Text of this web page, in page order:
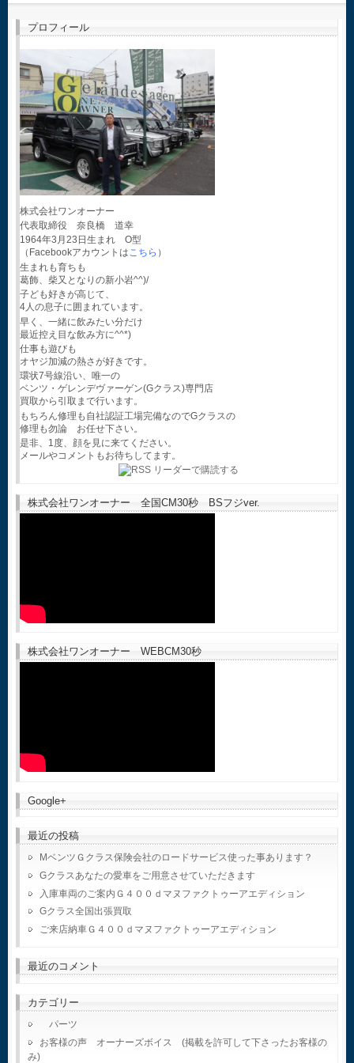
プロフィール
株式会社ワンオーナー
代表取締役 奈良橋 道幸
1964年3月23日生まれ O型
（Facebookアカウントはこちら ）
生まれも育ちも
葛飾、柴又となりの新小岩^^)/
子ども好きが高じて、
4人の息子に囲まれています。
早く、一緒に飲みたい分だけ
最近控え目な飲み方に^^*)
仕事も遊びも
オヤジ加減の熱さが好きです。
環状7号線沿い、唯一の
ベンツ・ゲレンデヴァーゲン(Gクラス)専門店
買取から引取まで行います。
もちろん修理も自社認証工場完備なのでGクラスの
修理も勿論 お任せ下さい。
是非、1度、顔を見に来てください。
メールやコメントもお待ちしてます。
株式会社ワンオーナー 全国CM30秒 BSフジver.
株式会社ワンオーナー WEBCM30秒
Google+
最近の投稿
MベンツＧクラス保険会社のロードサービス使った事あります？
Gクラスあなたの愛車をご用意させていただきます
入庫車両のご案内Ｇ４００ｄマヌファクトゥーアエディション
Gクラス全国出張買取
ご来店納車Ｇ４００ｄマヌファクトゥーアエディション
最近のコメント
カテゴリー
パーツ
お客様の声 オーナーズボイス (掲載を許可して下さったお客様の
み)